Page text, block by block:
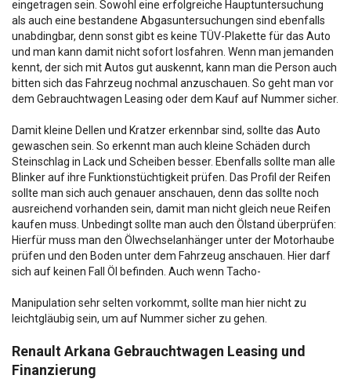
eingetragen sein. Sowohl eine erfolgreiche Hauptuntersuchung
als auch eine bestandene Abgasuntersuchungen sind ebenfalls
unabdingbar, denn sonst gibt es keine TÜV-Plakette für das Auto
und man kann damit nicht sofort losfahren. Wenn man jemanden
kennt, der sich mit Autos gut auskennt, kann man die Person auch
bitten sich das Fahrzeug nochmal anzuschauen. So geht man vor
dem Gebrauchtwagen Leasing oder dem Kauf auf Nummer sicher.
Damit kleine Dellen und Kratzer erkennbar sind, sollte das Auto
gewaschen sein. So erkennt man auch kleine Schäden durch
Steinschlag in Lack und Scheiben besser. Ebenfalls sollte man alle
Blinker auf ihre Funktionstüchtigkeit prüfen. Das Profil der Reifen
sollte man sich auch genauer anschauen, denn das sollte noch
ausreichend vorhanden sein, damit man nicht gleich neue Reifen
kaufen muss. Unbedingt sollte man auch den Ölstand überprüfen:
Hierfür muss man den Ölwechselanhänger unter der Motorhaube
prüfen und den Boden unter dem Fahrzeug anschauen. Hier darf
sich auf keinen Fall Öl befinden. Auch wenn Tacho-
Manipulation sehr selten vorkommt, sollte man hier nicht zu
leichtgläubig sein, um auf Nummer sicher zu gehen.
Renault Arkana Gebrauchtwagen Leasing und
Finanzierung